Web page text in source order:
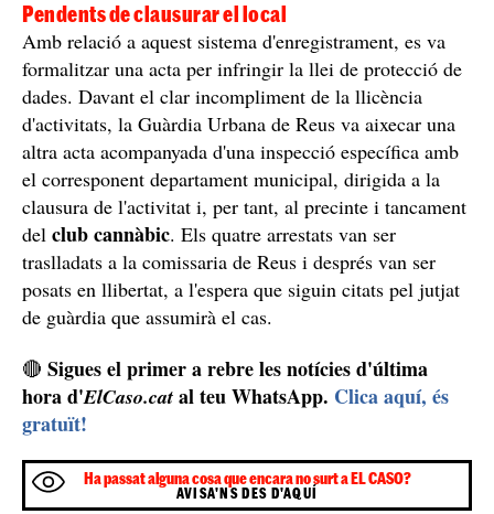
Pendents de clausurar el local
Amb relació a aquest sistema d'enregistrament, es va
formalitzar una acta per infringir la llei de protecció de
dades. Davant el clar incompliment de la llicència
d'activitats, la Guàrdia Urbana de Reus va aixecar una
altra acta acompanyada d'una inspecció específica amb
el corresponent departament municipal, dirigida a la
clausura de l'activitat i, per tant, al precinte i tancament
del club cannàbic. Els quatre arrestats van ser
traslladats a la comissaria de Reus i després van ser
posats en llibertat, a l'espera que siguin citats pel jutjat
de guàrdia que assumirà el cas.
🔴 Sigues el primer a rebre les notícies d'última
hora d'ElCaso.cat al teu WhatsApp. Clica aquí, és
gratuït!
Ha passat alguna cosa que encara no surt a EL CASO?
AVISA'NS DES D'AQUÍ